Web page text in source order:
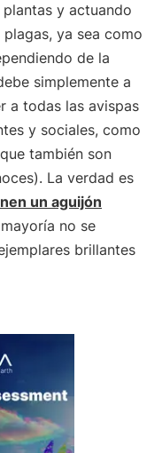
y actuando
ya sea como
de la
simplemente a
a todas las avispas
y sociales, como
también son
La verdad es
un aguijón
no se
brillantes